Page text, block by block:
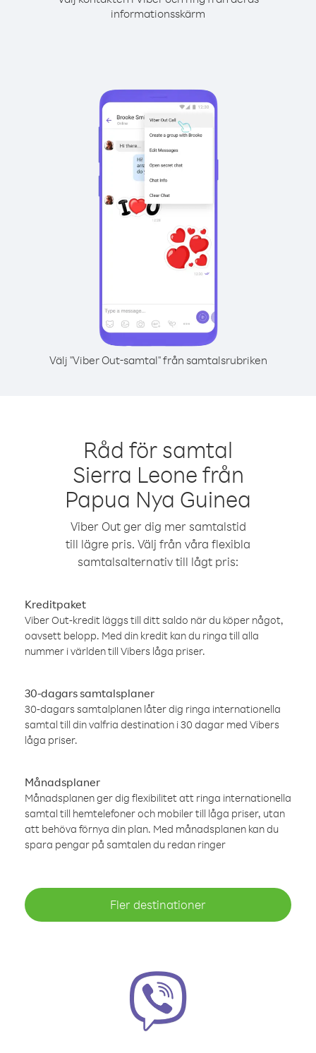
informationsskärm
Välj "Viber Out-samtal" från samtalsrubriken
Råd för samtal
Sierra Leone från
Papua Nya Guinea
Viber Out ger dig mer samtalstid
till lägre pris. Välj från våra flexibla
samtalsalternativ till lågt pris:
Kreditpaket
Viber Out-kredit läggs till ditt saldo när du köper något,
oavsett belopp. Med din kredit kan du ringa till alla
nummer i världen till Vibers låga priser.
30-dagars samtalsplaner
30-dagars samtalplanen låter dig ringa internationella
samtal till din valfria destination i 30 dagar med Vibers
låga priser.
Månadsplaner
Månadsplanen ger dig flexibilitet att ringa internationella
samtal till hemtelefoner och mobiler till låga priser, utan
att behöva förnya din plan. Med månadsplanen kan du
spara pengar på samtalen du redan ringer
Fler destinationer